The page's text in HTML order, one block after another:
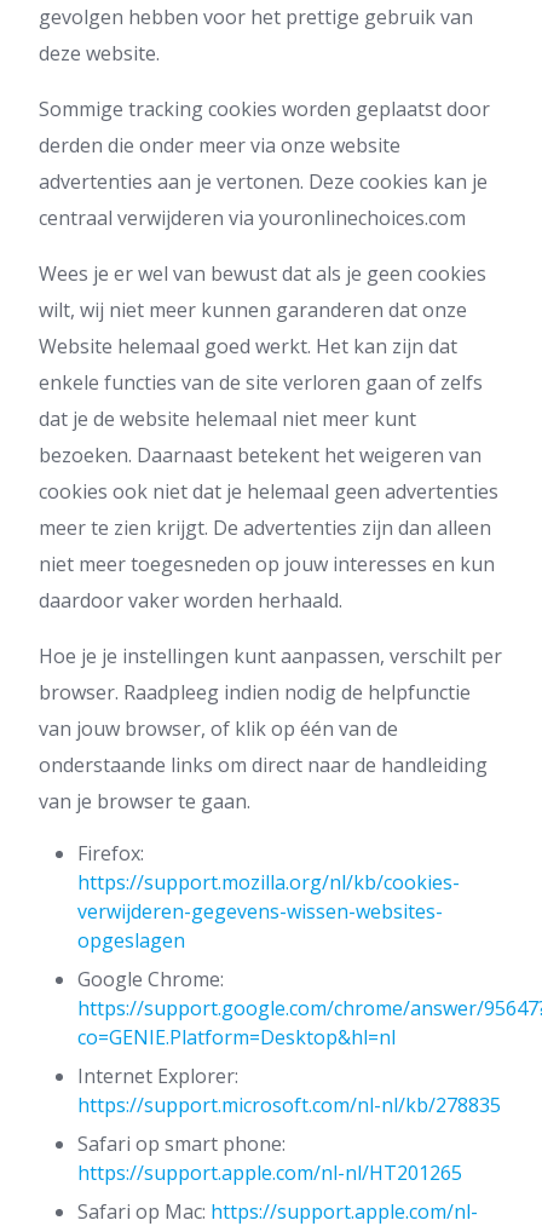
gevolgen hebben voor het prettige gebruik van
deze website.
Sommige tracking cookies worden geplaatst door
derden die onder meer via onze website
advertenties aan je vertonen. Deze cookies kan je
centraal verwijderen via youronlinechoices.com
Wees je er wel van bewust dat als je geen cookies
wilt, wij niet meer kunnen garanderen dat onze
Website helemaal goed werkt. Het kan zijn dat
enkele functies van de site verloren gaan of zelfs
dat je de website helemaal niet meer kunt
bezoeken. Daarnaast betekent het weigeren van
cookies ook niet dat je helemaal geen advertenties
meer te zien krijgt. De advertenties zijn dan alleen
niet meer toegesneden op jouw interesses en kun
daardoor vaker worden herhaald.
Hoe je je instellingen kunt aanpassen, verschilt per
browser. Raadpleeg indien nodig de helpfunctie
van jouw browser, of klik op één van de
onderstaande links om direct naar de handleiding
van je browser te gaan.
Firefox:
https://support.mozilla.org/nl/kb/cookies-
verwijderen-gegevens-wissen-websites-
opgeslagen
Google Chrome:
https://support.google.com/chrome/answer/
co=GENIE.Platform=Desktop&hl=nl
Internet Explorer:
https://support.microsoft.com/nl-nl/kb/278835
Safari op smart phone:
https://support.apple.com/nl-nl/HT201265
Safari op Mac: https://support.apple.com/nl-